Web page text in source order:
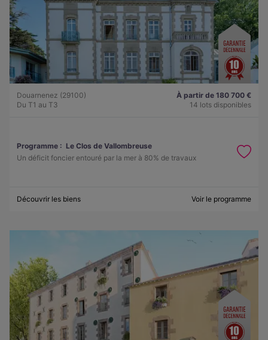
Douarnenez (29100)
Du T1 au T3
À partir de 180 700 €
14 lots disponibles
Programme : Le Clos de Vallombreuse
Un déficit foncier entouré par la mer à 80% de travaux
Découvrir les biens Voir le programme